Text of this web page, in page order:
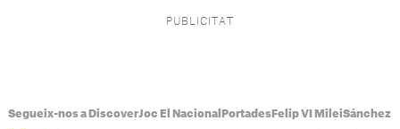
Segueix-nos a DiscoverJoc El Nacional PortadesFelip VI MileiSánchez